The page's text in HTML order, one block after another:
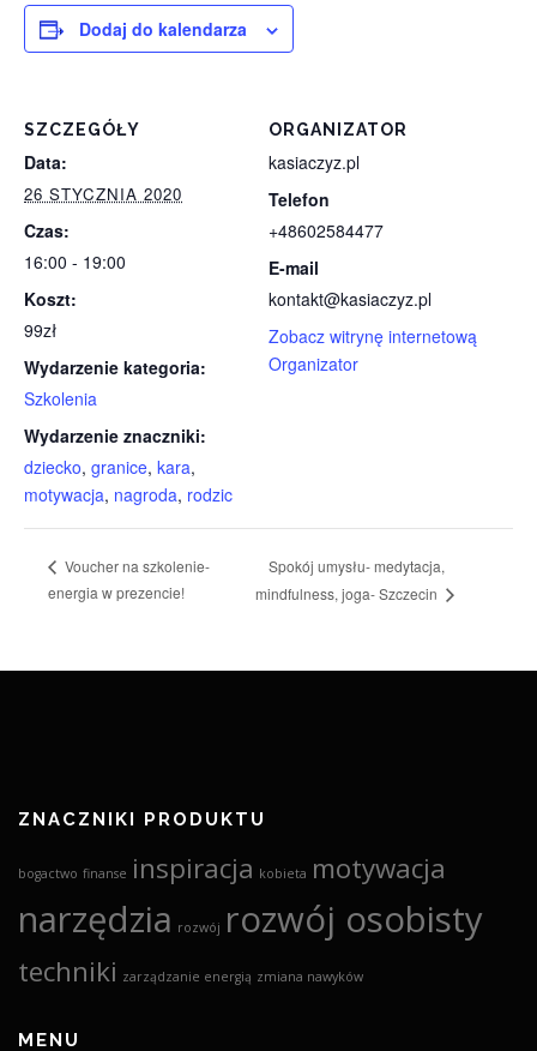
Dodaj do kalendarza
SZCZEGÓŁY
Data:
26 STYCZNIA 2020
Czas:
16:00 - 19:00
Koszt:
99zł
Wydarzenie kategoria:
Szkolenia
Wydarzenie znaczniki:
dziecko, granice, kara,
motywacja, nagroda, rodzic
ORGANIZATOR
kasiaczyz.pl
Telefon
+48602584477
E-mail
kontakt@kasiaczyz.pl
Zobacz witrynę internetową
Organizator
Voucher na szkolenie-
energia w prezencie!
Spokój umysłu- medytacja,
mindfulness, joga- Szczecin
ZNACZNIKI PRODUKTU
bogactwo finanse inspiracja kobieta motywacja
narzędzia rozwój rozwój osobisty
techniki zarządzanie energią zmiana nawyków
MENU